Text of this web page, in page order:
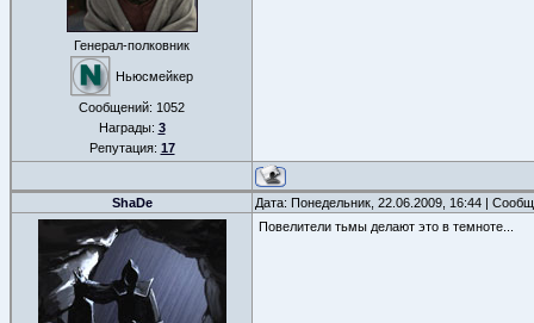
Генерал-полковник
Ньюсмейкер
Сообщений: 1052
Награды: 3
Репутация: 17
ShaDe Дата: Понедельник, 22.06.2009, 16:44 |
Повелители тьмы делают это в темноте...